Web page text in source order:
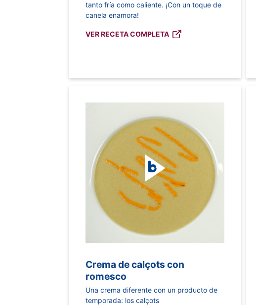
tanto fría como caliente. ¡Con un toque de
canela enamora!
VER RECETA COMPLETA
Crema de calçots con
romesco
Una crema diferente con un producto de
temporada: los calçots